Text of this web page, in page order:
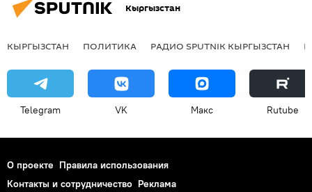
Кыргызстан
КЫРГЫЗСТАН ПОЛИТИКА РАДИО SPUTNIK КЫРГЫЗСТАН
Telegram VK Макс Rutube
О проекте Правила использования
Контакты и сотрудничество Реклама